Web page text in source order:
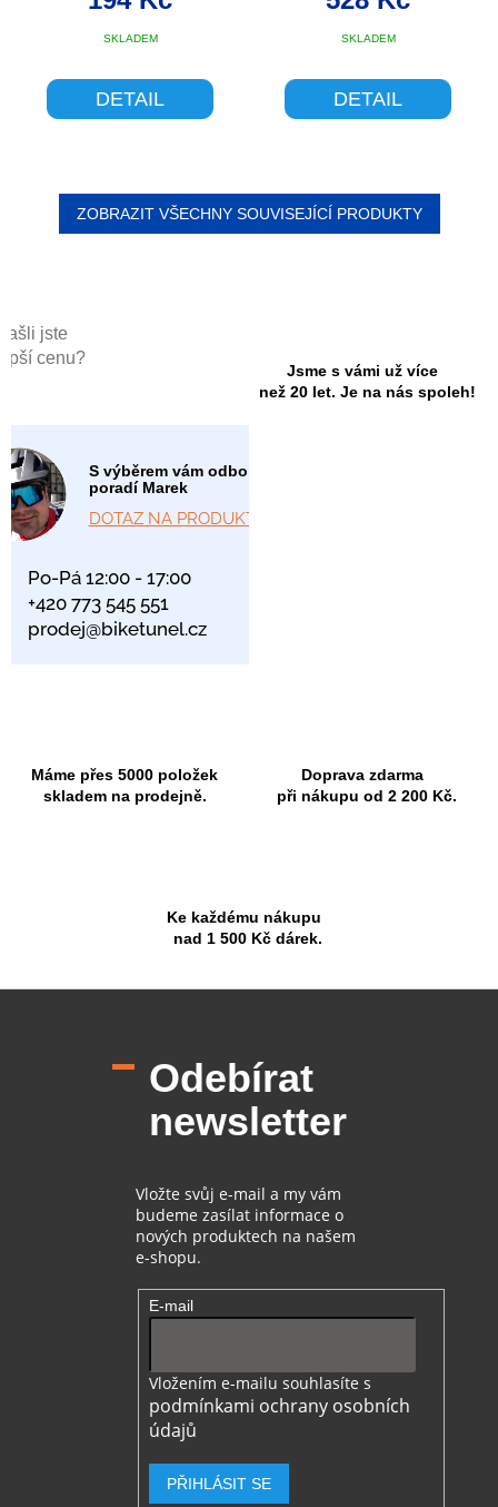
jste
cenu?
S výběrem vám odborně
poradí Marek
DOTAZ NA PRODUKT
Po-Pá 12:00 - 17:00
+420 773 545 551
prodej@biketunel.cz
Jsme s vámi už více
než 20 let. Je na nás spoleh!
Máme přes 5000 položek
skladem na prodejně.
Doprava zdarma
při nákupu od 2 200 Kč.
Ke každému nákupu
nad 1 500 Kč dárek.
SKLADEM
DETAIL
SKLADEM
DETAIL
ZOBRAZIT VŠECHNY SOUVISEJÍCÍ PRODUKTY
Odebírat
newsletter
Vložte svůj e-mail a my vám
budeme zasílat informace o
nových produktech na našem
e-shopu.
E-mail
Vložením e-mailu souhlasíte s
podmínkami ochrany osobních
údajů
PŘIHLÁSIT SE